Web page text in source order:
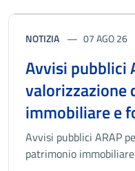
NOTIZIA 07 AGO 26
Avvisi pubblici
valorizzazione
immobiliare e
Avvisi pubblici ARAP
patrimonio